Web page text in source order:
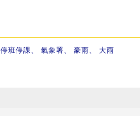
停班停課 氣象署 豪雨 大雨